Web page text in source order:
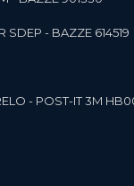
SDEP - BAZZE 614519
- POST-IT 3M